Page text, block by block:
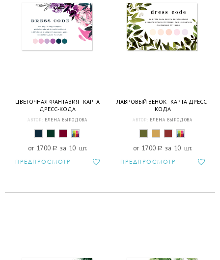
ЦВЕТОЧНАЯ ФАНТАЗИЯ - КАРТА
ДРЕСС-КОДА
АВТОР: ЕЛЕНА ВЫРОДОВА
от 1700 a за 10 шт.
ПРЕДПРОСМОТР
ЛАВРОВЫЙ ВЕНОК - КАРТА ДРЕСС-
КОДА
АВТОР: ЕЛЕНА ВЫРОДОВА
от 1700 a за 10 шт.
ПРЕДПРОСМОТР